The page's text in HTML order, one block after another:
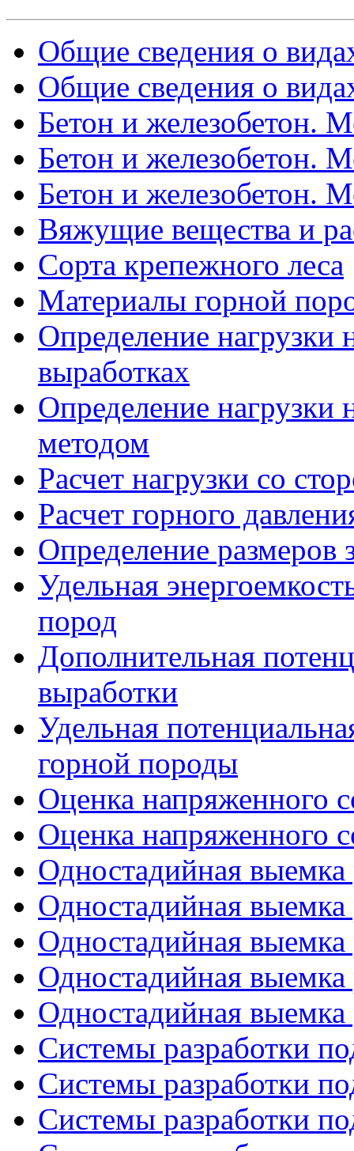
Общие сведения о
Общие сведения о
Бетон и железобетон.
Бетон и железобетон.
Бетон и железобетон.
Вяжущие вещества и
Сорта крепежного леса
Материалы горной
Определение нагрузки
выработках
Определение нагрузки
методом
Расчет нагрузки со
Расчет горного
Определение размеров
Удельная
пород
Дополнительная
выработки
Удельная
горной породы
Оценка напряженного
Оценка напряженного
Одностадийная
Одностадийная
Одностадийная
Одностадийная
Одностадийная
Системы разработки
Системы разработки
Системы разработки